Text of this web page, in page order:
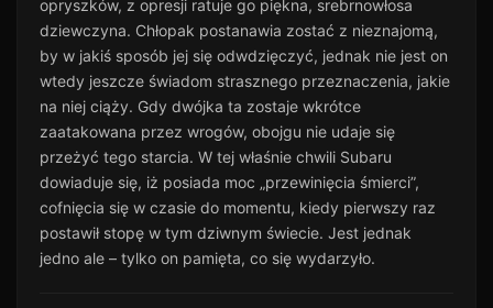
13 Odcinek 13
Odcinek 14
26 min · Sezon 1
15 Odcinek 15
41 min · Sezon 1
16 Odcinek 16
28 min · Sezon 1
17 Odcinek 17
opryszków, z opresji ratuje go piękna, srebrnowłosa
dziewczyna. Chłopak postanawia zostać z nieznajomą,
by w jakiś sposób jej się odwdzięczyć, jednak nie jest on
wtedy jeszcze świadom strasznego przeznaczenia, jakie
na niej ciąży. Gdy dwójka ta zostaje wkrótce
zaatakowana przez wrogów, obojgu nie udaje się
przeżyć tego starcia. W tej właśnie chwili Subaru
dowiaduje się, iż posiada moc „przewinięcia śmierci”,
cofnięcia się w czasie do momentu, kiedy pierwszy raz
postawił stopę w tym dziwnym świecie. Jest jednak
jedno ale – tylko on pamięta, co się wydarzyło.